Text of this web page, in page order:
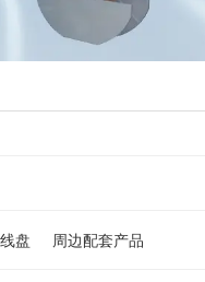
盘 周边配套产品